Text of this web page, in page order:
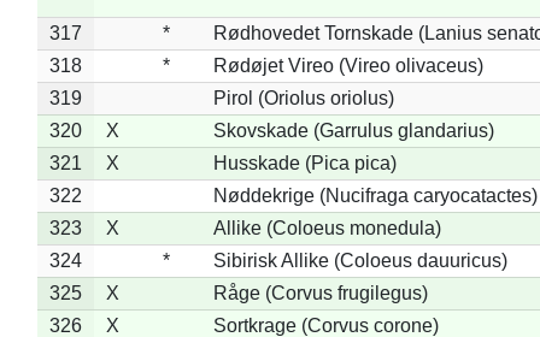
317 *
Rødhovedet Tornskade (Lanius
318
*
Rødøjet Vireo (Vireo olivaceus)
319
Pirol (Oriolus oriolus)
320
X
Skovskade (Garrulus glandarius)
321
X
Husskade (Pica pica)
322
Nøddekrige (Nucifraga caryocatactes)
323
X
Allike (Coloeus monedula)
324
*
Sibirisk Allike (Coloeus dauuricus)
325
X
Råge (Corvus frugilegus)
326
X
Sortkrage (Corvus corone)